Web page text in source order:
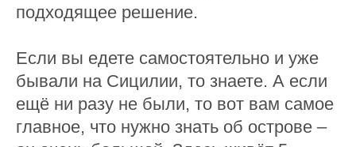
подходящее решение.
Если вы едете самостоятельно и уже
бывали на Сицилии, то знаете. А если
ещё ни разу не были, то вот вам самое
главное, что нужно знать об острове –